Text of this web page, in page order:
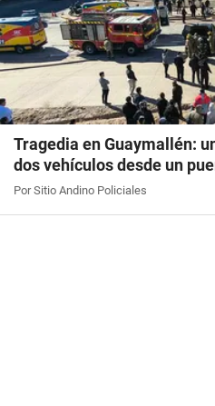
Tragedia en Guaymallén:
dos vehículos desde un
Por Sitio Andino Policiales